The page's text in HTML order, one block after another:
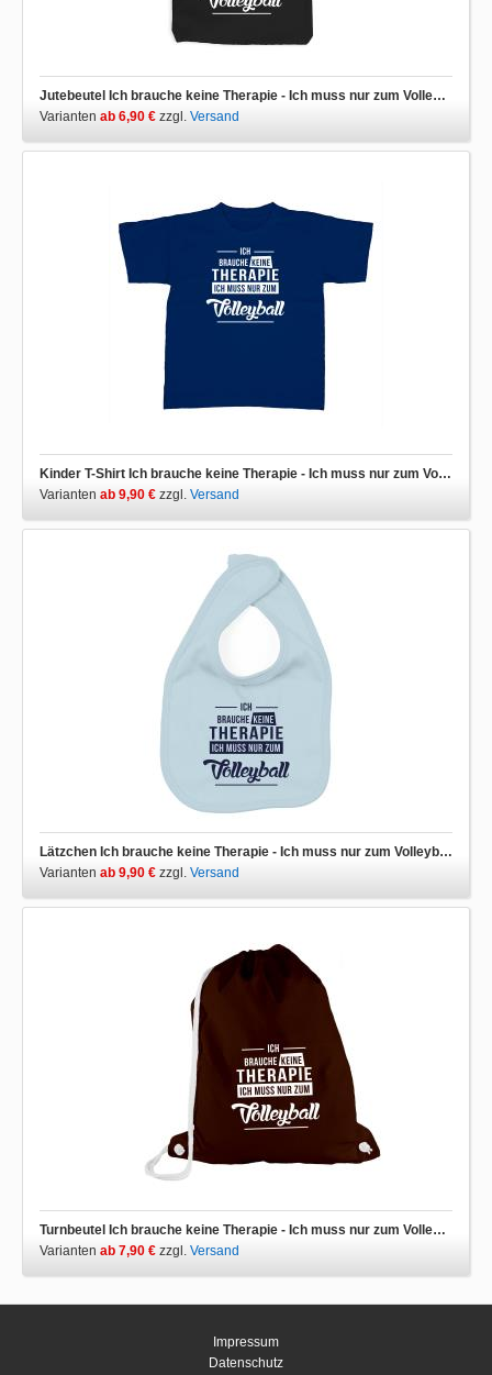
Jutebeutel Ich brauche keine Therapie - Ich muss nur zum Volleyball
Varianten ab 6,90 € zzgl. Versand
Kinder T-Shirt Ich brauche keine Therapie - Ich muss nur zum Volleyball
Varianten ab 9,90 € zzgl. Versand
Lätzchen Ich brauche keine Therapie - Ich muss nur zum Volleyball
Varianten ab 9,90 € zzgl. Versand
Turnbeutel Ich brauche keine Therapie - Ich muss nur zum Volleyball
Varianten ab 7,90 € zzgl. Versand
Impressum
Datenschutz